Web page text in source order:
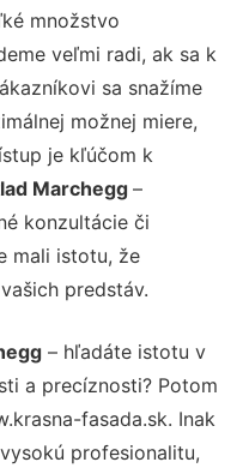
množstvo
veľmi radi, ak sa k
sa snažíme
možnej miere,
je kľúčom k
Marchegg–
konzultácie či
mali istotu, že
predstáv.
– hľadáte istotu v
a precíznosti? Potom
fasada.sk. Inak
profesionalitu,